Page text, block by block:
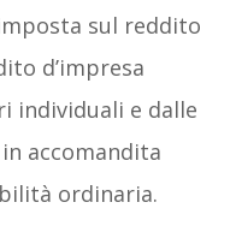
sul reddito
d’impresa
individuali e dalle
accomandita
ordinaria.